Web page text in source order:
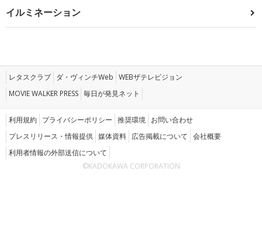
イルミネーション
レタスクラブ ダ・ヴィンチWeb WEBザテレビジョン
MOVIE WALKER PRESS 毎日が発見ネット
利用規約 プライバシーポリシー 推奨環境 お問い合わせ
プレスリリース・情報提供 媒体資料 広告掲載について 会社概要
利用者情報の外部送信について
©KADOKAWA CORPORATION